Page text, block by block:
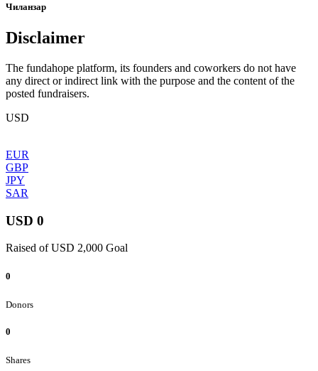
Чиланзар
Disclaimer
The fundahope platform, its founders and coworkers do not have
any direct or indirect link with the purpose and the content of the
posted fundraisers.
USD
EUR
GBP
JPY
SAR
USD 0
Raised of USD 2,000 Goal
0
Donors
0
Shares